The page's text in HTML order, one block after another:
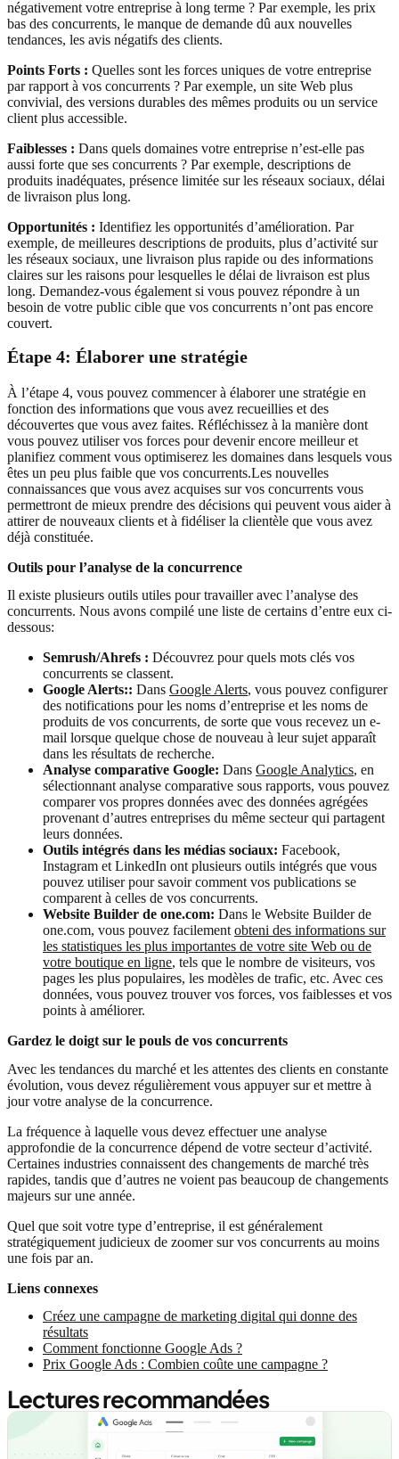
négativement votre entreprise à long terme ? Par exemple, les prix
bas des concurrents, le manque de demande dû aux nouvelles
tendances, les avis négatifs des clients.
Points Forts : Quelles sont les forces uniques de votre entreprise
par rapport à vos concurrents ? Par exemple, un site Web plus
convivial, des versions durables des mêmes produits ou un service
client plus accessible.
Faiblesses : Dans quels domaines votre entreprise n’est-elle pas
aussi forte que ses concurrents ? Par exemple, descriptions de
produits inadéquates, présence limitée sur les réseaux sociaux, délai
de livraison plus long.
Opportunités : Identifiez les opportunités d’amélioration. Par
exemple, de meilleures descriptions de produits, plus d’activité sur
les réseaux sociaux, une livraison plus rapide ou des informations
claires sur les raisons pour lesquelles le délai de livraison est plus
long. Demandez-vous également si vous pouvez répondre à un
besoin de votre public cible que vos concurrents n’ont pas encore
couvert.
Étape 4: Élaborer une stratégie
À l’étape 4, vous pouvez commencer à élaborer une stratégie en
fonction des informations que vous avez recueillies et des
découvertes que vous avez faites. Réfléchissez à la manière dont
vous pouvez utiliser vos forces pour devenir encore meilleur et
planifiez comment vous optimiserez les domaines dans lesquels vous
êtes un peu plus faible que vos concurrents.Les nouvelles
connaissances que vous avez acquises sur vos concurrents vous
permettront de mieux prendre des décisions qui peuvent vous aider à
attirer de nouveaux clients et à fidéliser la clientèle que vous avez
déjà constituée.
Outils pour l’analyse de la concurrence
Il existe plusieurs outils utiles pour travailler avec l’analyse des
concurrents. Nous avons compilé une liste de certains d’entre eux ci-
dessous:
Semrush/Ahrefs : Découvrez pour quels mots clés vos
concurrents se classent.
Google Alerts:: Dans Google Alerts, vous pouvez configurer
des notifications pour les noms d’entreprise et les noms de
produits de vos concurrents, de sorte que vous recevez un e-
mail lorsque quelque chose de nouveau à leur sujet apparaît
dans les résultats de recherche.
Analyse comparative Google: Dans Google Analytics, en
sélectionnant analyse comparative sous rapports, vous pouvez
comparer vos propres données avec des données agrégées
provenant d’autres entreprises du même secteur qui partagent
leurs données.
Outils intégrés dans les médias sociaux: Facebook,
Instagram et LinkedIn ont plusieurs outils intégrés que vous
pouvez utiliser pour savoir comment vos publications se
comparent à celles de vos concurrents.
Website Builder de one.com: Dans le Website Builder de
one.com, vous pouvez facilement obteni des informations sur
les statistiques les plus importantes de votre site Web ou de
votre boutique en ligne, tels que le nombre de visiteurs, vos
pages les plus populaires, les modèles de trafic, etc. Avec ces
données, vous pouvez trouver vos forces, vos faiblesses et vos
points à améliorer.
Gardez le doigt sur le pouls de vos concurrents
Avec les tendances du marché et les attentes des clients en constante
évolution, vous devez régulièrement vous appuyer sur et mettre à
jour votre analyse de la concurrence.
La fréquence à laquelle vous devez effectuer une analyse
approfondie de la concurrence dépend de votre secteur d’activité.
Certaines industries connaissent des changements de marché très
rapides, tandis que d’autres ne voient pas beaucoup de changements
majeurs sur une année.
Quel que soit votre type d’entreprise, il est généralement
stratégiquement judicieux de zoomer sur vos concurrents au moins
une fois par an.
Liens connexes
Créez une campagne de marketing digital qui donne des
résultats
Comment fonctionne Google Ads ?
Prix Google Ads : Combien coûte une campagne ?
Lectures recommandées